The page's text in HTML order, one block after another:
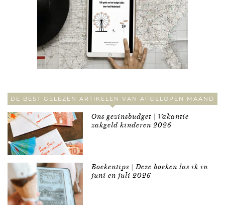
DE BEST GELEZEN ARTIKELEN VAN AFGELOPEN MAAND
Ons gezinsbudget | Vakantie
zakgeld kinderen 2026
Boekentips | Deze boeken las ik in
juni en juli 2026